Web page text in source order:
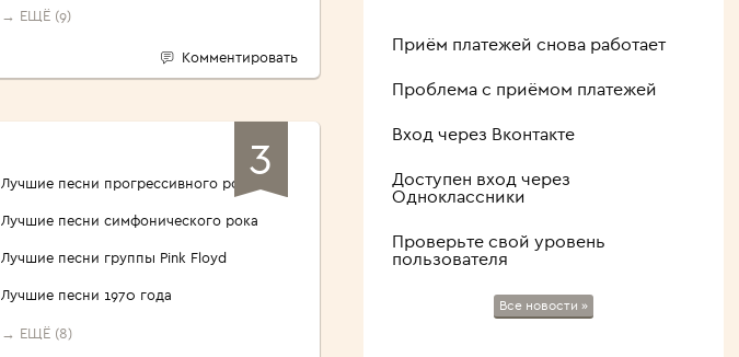
→ ЕЩЁ (9)
Комментировать
3
Лучшие песни прогрессивного рока
Лучшие песни симфонического рока
Лучшие песни группы Pink Floyd
Лучшие песни 1970 года
→ ЕЩЁ (8)
Приём платежей снова работает
Проблема с приёмом платежей
Вход через Вконтакте
Доступен вход через
Одноклассники
Проверьте свой уровень
пользователя
Все новости »